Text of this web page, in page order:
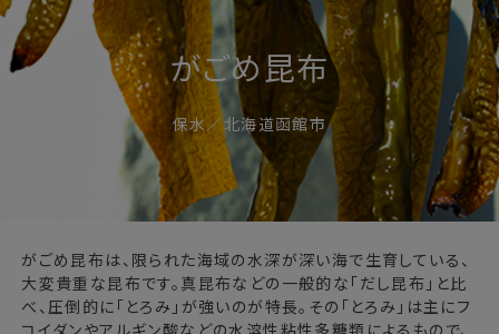
がごめ昆布
保水／北海道函館市
がごめ昆布は、限られた海域の水深が深い海で生育している、
大変貴重な昆布です。真昆布などの一般的な「だし昆布」と比
べ、圧倒的に「とろみ」が強いのが特長。その「とろみ」は主にフ